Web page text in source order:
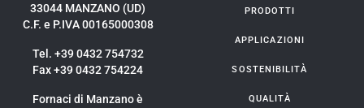
33044 MANZANO (UD)
C.F. e P.IVA 00165000308
Tel. +39 0432 754732
Fax +39 0432 754224
Fornaci di Manzano è
PRODOTTI
APPLICAZIONI
SOSTENIBILITÀ
QUALITÀ